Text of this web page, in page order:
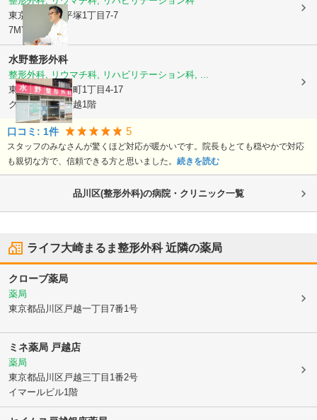
東京都品川区 平塚1丁目7-7
7MYビル1階
水野整形外科
整形外科, リウマチ科, リハビリテーション科, ...
東京都品川区豊町1丁目4-17
グリーンデル戸越1階
口コミ: 1件 5
スタッフのみなさんが驚くほど対応が暖かいです。院長もとても穏やかで対応
も親切な方で、信頼できる方と思いました。 続きを読む
品川区(整形外科)の病院・クリニック一覧
ライフ大崎まるま整形外科近隣の薬局
クローブ薬局
薬局
東京都品川区 戸越一丁目7番1号
ミネ薬局 戸越店
薬局
東京都品川区 戸越三丁目1番2号
イマールビル1階